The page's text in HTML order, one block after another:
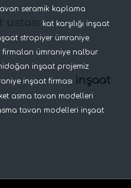
seramik kaplama
ustası kat karşılığı inşaat
stropiyer ümraniye
ümraniye nalbur
inşaat projemiz
inşaat firması inşaat
asma tavan modelleri
tavan modelleri inşaat